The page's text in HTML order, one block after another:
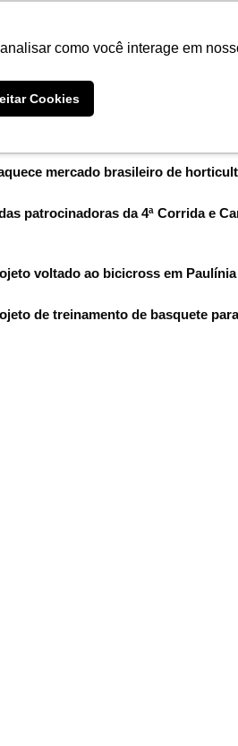
como você interage em
Cookies
mercado brasileiro de
patrocinadoras da 4ª Corrida e
voltado ao bicicross em Paulínia
de treinamento de basquete